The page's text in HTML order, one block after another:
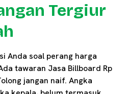
Tergiur
Anda soal perang harga
tawaran Jasa Billboard Rp
jangan naif. Angka